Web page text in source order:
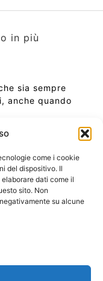
come i cookie
del dispositivo. Il
dati come il
sito. Non
su alcune
in più
sia sempre
anche quando
Essere per
alla Quinta